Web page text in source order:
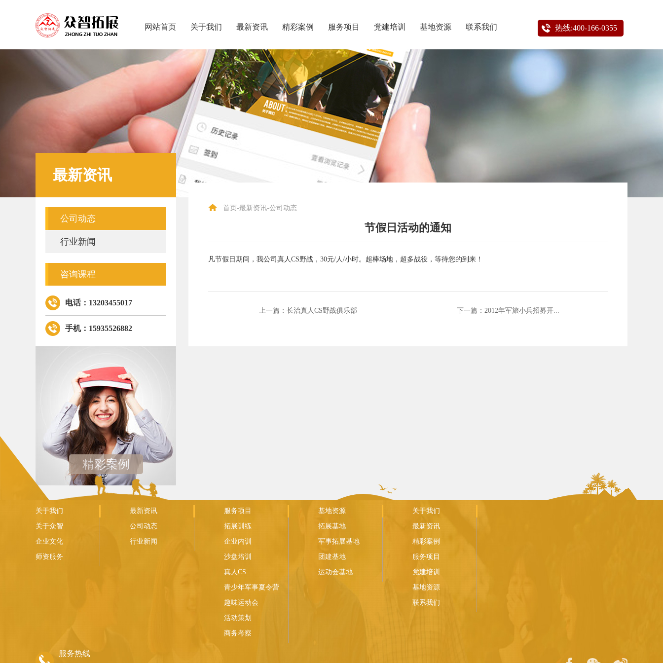
网站首页 关于我们 最新资讯 精彩案例 服务项目 党建培训 基地资源 联系我们 热线:400-166-0355
最新资讯
公司动态
行业新闻
咨询课程
电话：13203455017
手机：15935526882
精彩案例
首页 -最新资讯-公司动态
节假日活动的通知
凡节假日期间，我公司真人CS野战，30元/人/小时。超棒场地，超多战役，等待您的到来！
上一篇：长治真人CS野战俱乐部 下一篇：2012年军旅小兵招募开...
关于我们
关于众智
企业文化
师资服务
最新资讯
公司动态
行业新闻
服务项目
拓展训练
企业内训
沙盘培训
真人CS
青少年军事夏令营
趣味运动会
活动策划
商务考察
基地资源
拓展基地
军事拓展基地
团建基地
运动会基地
关于我们
最新资讯
精彩案例
服务项目
党建培训
基地资源
联系我们
服务热线